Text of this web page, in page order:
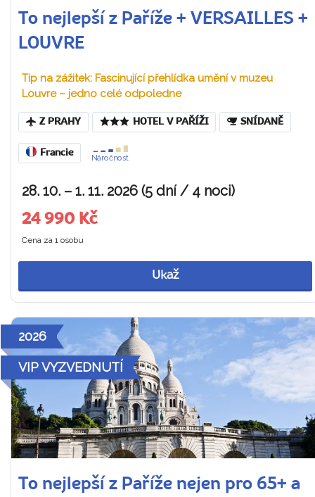
To nejlepší z Paříže + VERSAILLES +
LOUVRE
Tip na zážitek: Fascinující přehlídka umění v muzeu
Louvre – jedno celé odpoledne
Z PRAHY HOTEL V PAŘÍŽI SNÍDANĚ
Francie
Náročnost
28. 10. – 1. 11. 2026 (5 dní / 4 noci)
24 990 Kč
Cena za 1 osobu
Ukaž
2026
VIP VYZVEDNUTÍ
To nejlepší z Paříže nejen pro 65+ a